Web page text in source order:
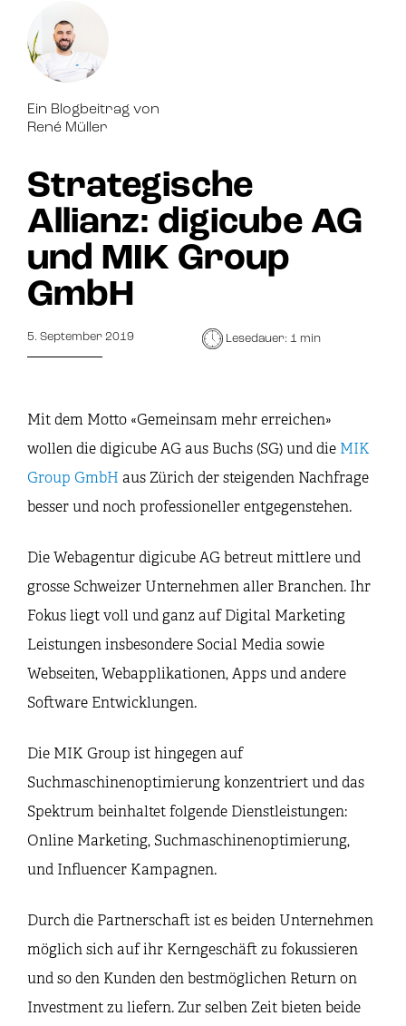
Strategische
Allianz: digicube AG
und MIK Group
GmbH
5. September 2019 Lesedauer: 1 min
Mit dem Motto «Gemeinsam mehr erreichen»
wollen die digicube AG aus Buchs (SG) und die MIK
Group GmbH aus Zürich der steigenden Nachfrage
besser und noch professioneller entgegenstehen.
Die Webagentur digicube AG betreut mittlere und
grosse Schweizer Unternehmen aller Branchen. Ihr
Fokus liegt voll und ganz auf ​Digital Marketing
Leistungen insbesondere Social Media sowie
Webseiten, Webapplikationen, Apps und andere
Software Entwicklungen.
Die MIK Group ist hingegen auf
Suchmaschinenoptimierung konzentriert und das
Spektrum beinhaltet folgende Dienstleistungen: ​
Online Marketing, Suchmaschinenoptimierung,
und Influencer Kampagnen.
Durch die Partnerschaft ist es beiden Unternehmen
möglich sich auf ihr Kerngeschäft zu fokussieren
und so den Kunden den bestmöglichen Return on
Investment zu liefern. Zur selben Zeit bieten beide
Ein Blogbeitrag von
René Müller